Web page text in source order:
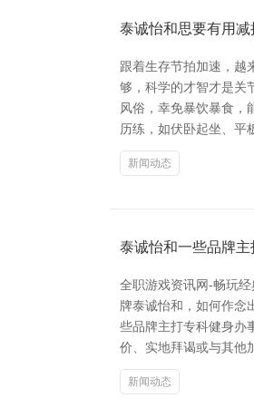
泰诚怡和思要有用减
跟着生存节拍加速，越
够，科学的才智才是关
风俗，幸免暴饮暴食
历练，如伏卧起坐、平
新闻动态
泰诚怡和一些品牌
全职游戏资讯网-畅玩
牌泰诚怡和，如何作念
些品牌主打专科健身办
价、实地拜谒或与其他
新闻动态